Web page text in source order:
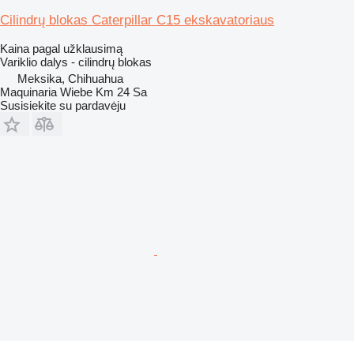
Cilindrų blokas Caterpillar C15 ekskavatoriaus
Kaina pagal užklausimą
Variklio dalys - cilindrų blokas
Meksika, Chihuahua
Maquinaria Wiebe Km 24 Sa
Susisiekite su pardavėju